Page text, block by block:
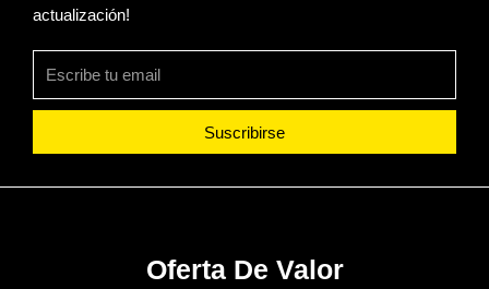
actualización!
Suscribirse
Oferta De Valor